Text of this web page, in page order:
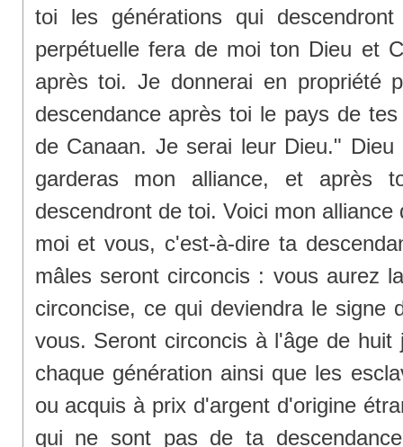
toi les générations qui
perpétuelle fera de moi ton Dieu et
après toi. Je donnerai en propriété
descendance après toi le pays de
de Canaan. Je serai leur Dieu."
garderas mon alliance, et après
descendront de toi. Voici mon
moi et vous, c'est-à-dire ta
mâles seront circoncis : vous aurez
circoncise, ce qui deviendra le signe
vous. Seront circoncis à l'âge de
chaque génération ainsi que les
ou acquis à prix d'argent d'origine
qui ne sont pas de ta